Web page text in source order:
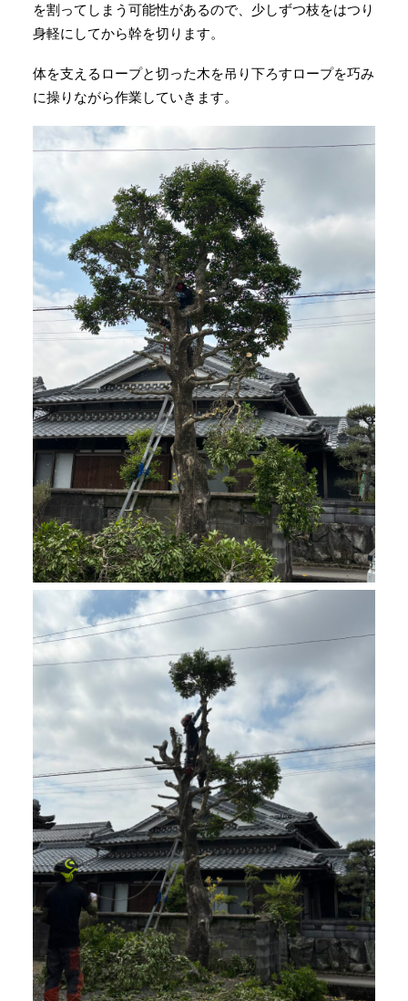
を割ってしまう可能性があるので、少しずつ枝をはつり
身軽にしてから幹を切ります。
体を支えるロープと切った木を吊り下ろすロープを巧み
に操りながら作業していきます。